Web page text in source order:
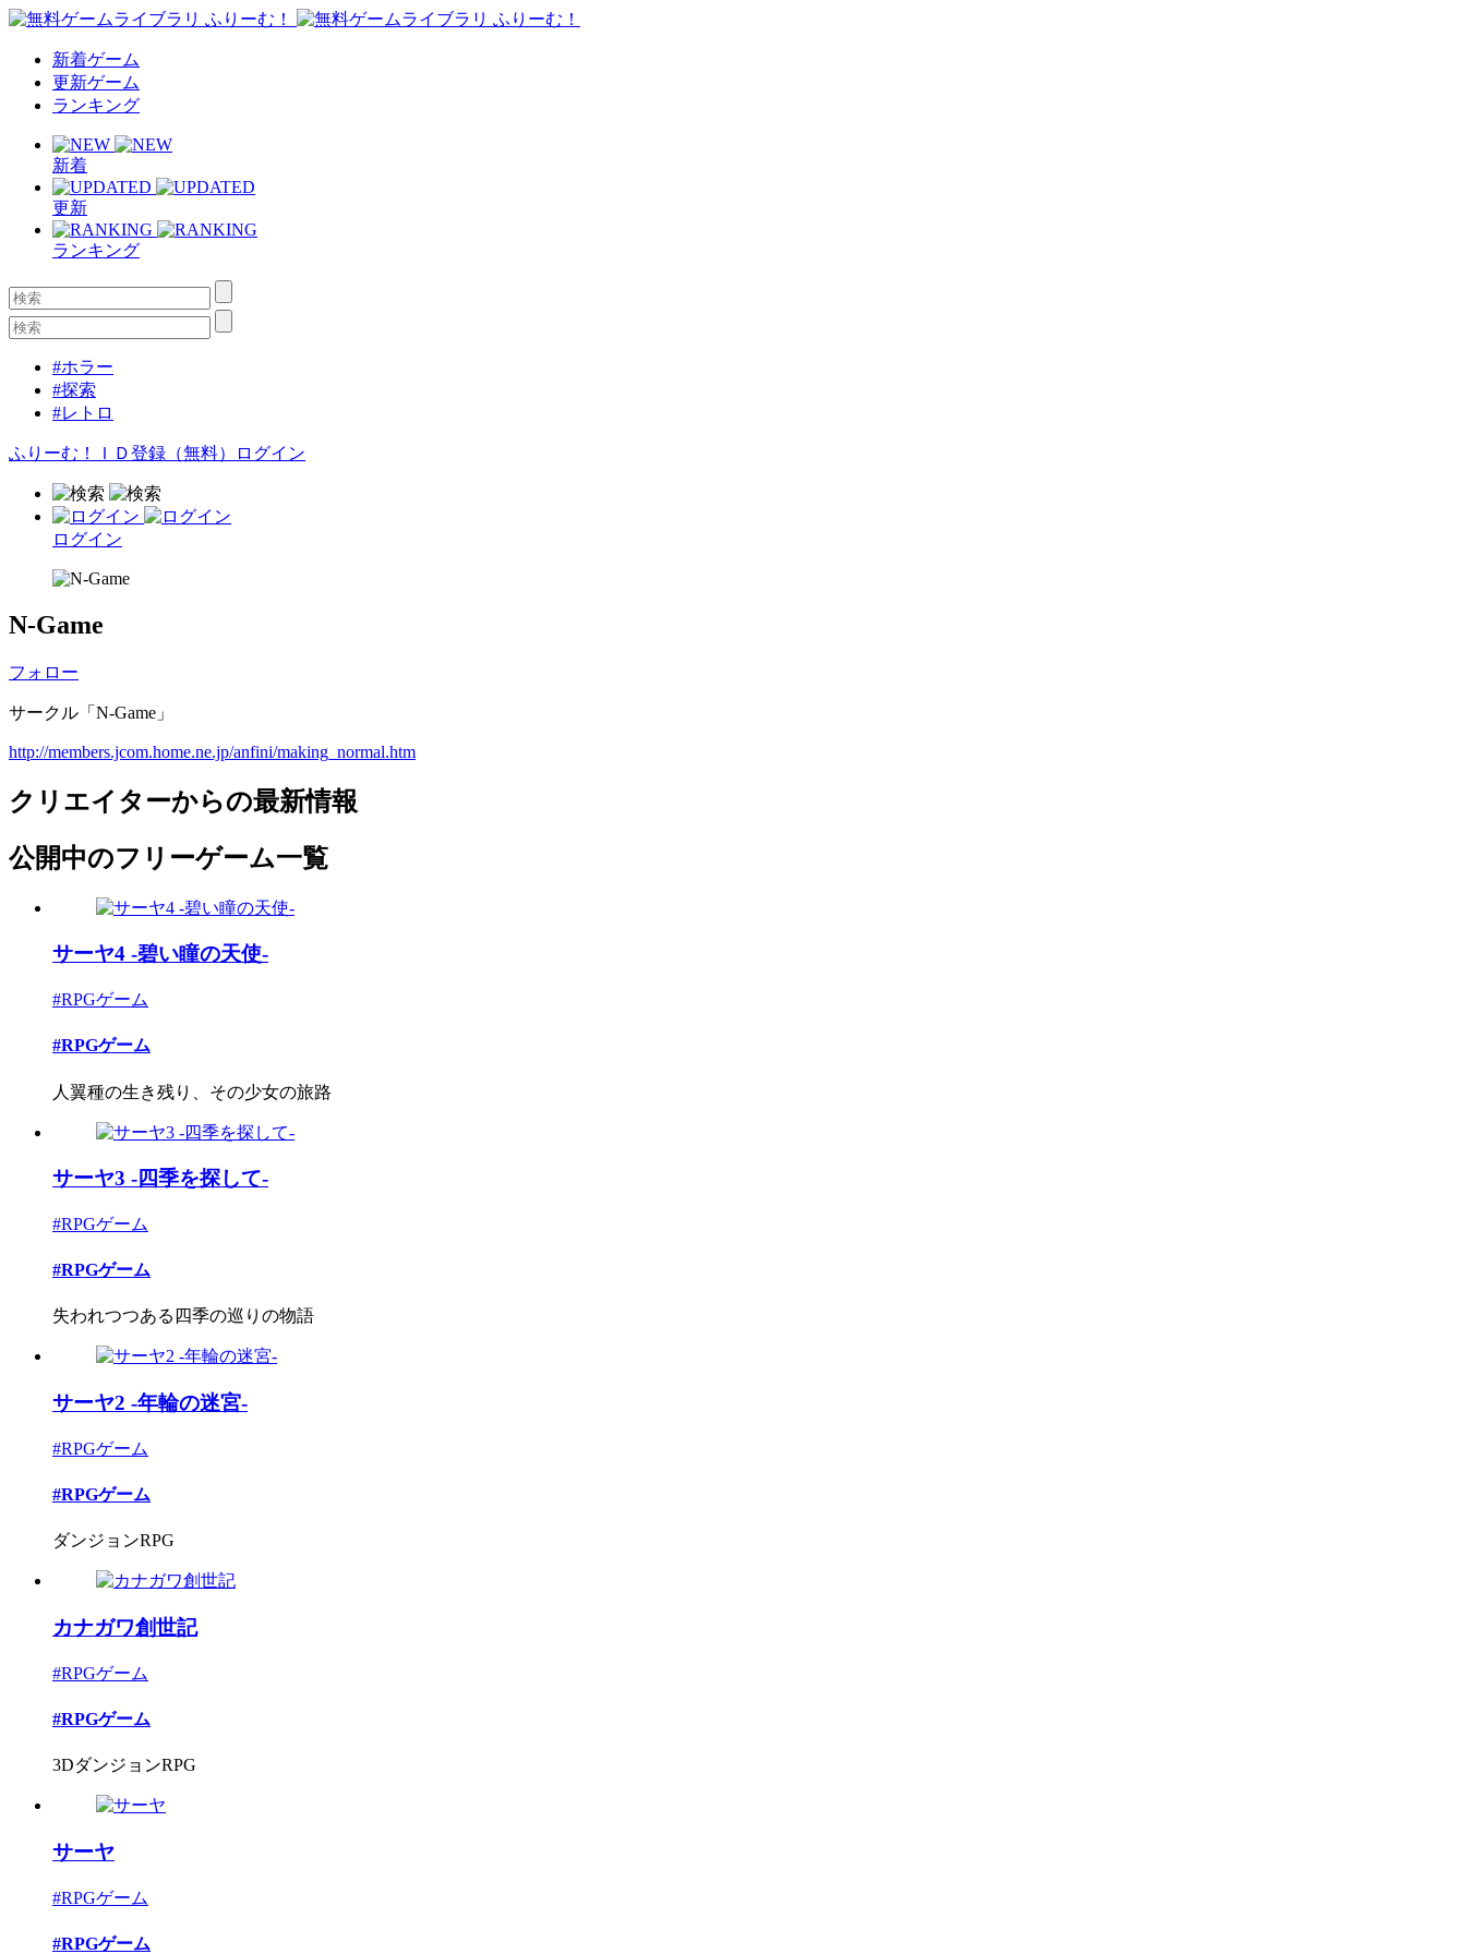
新着ゲーム
更新ゲーム
ランキング
新着
更新
ランキング
#ホラー
#探索
#レトロ
ふりーむ！ＩＤ登録（無料） ログイン
ログイン
N-Game
フォロー
サークル「N-Game」
http://members.jcom.home.ne.jp/anfini/making_normal.htm
クリエイターからの最新情報
公開中のフリーゲーム一覧
サーヤ4 -碧い瞳の天使-
#RPGゲーム
#RPGゲーム
人翼種の生き残り、その少女の旅路
サーヤ3 -四季を探して-
#RPGゲーム
#RPGゲーム
失われつつある四季の巡りの物語
サーヤ2 -年輪の迷宮-
#RPGゲーム
#RPGゲーム
ダンジョンRPG
カナガワ創世記
#RPGゲーム
#RPGゲーム
3DダンジョンRPG
サーヤ
#RPGゲーム
#RPGゲーム